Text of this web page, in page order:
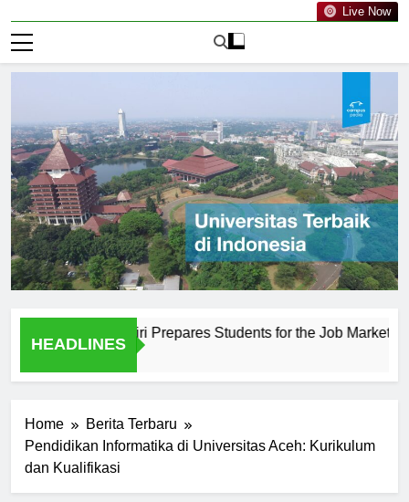
Live Now
HEADLINES
Kediri Prepares Students for the Job Market
Home
Berita Terbaru
Pendidikan Informatika di Universitas Aceh: Kurikulum
dan Kualifikasi